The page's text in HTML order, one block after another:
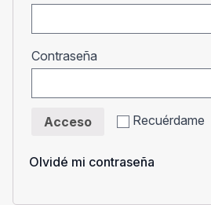
Contraseña
Recuérdame
Acceso
Olvidé mi contraseña